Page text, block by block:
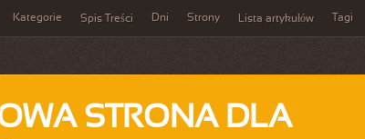
Kategorie Spis Treści Dni Strony Lista artykułów Tagi
STRONA DLA